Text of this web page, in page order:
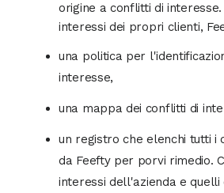
origine a conflitti di
interessi dei propri clienti,
una politica per
interesse,
una mappa dei conflitti di
un registro che elenchi tutti i
da Feefty per porvi rimedio.
interessi dell'azienda e